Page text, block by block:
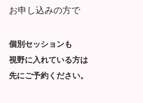
お申し込みの方で
個別セッションも
視野に入れている方は
先にご予約ください。